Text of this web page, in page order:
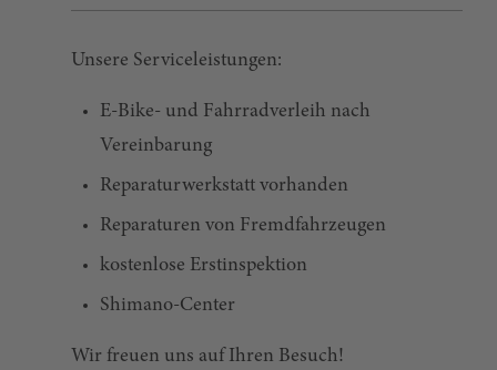
Unsere Serviceleistungen:
E-Bike- und Fahrradverleih nach
Vereinbarung
Reparaturwerkstatt vorhanden
Reparaturen von Fremdfahrzeugen
kostenlose Erstinspektion
Shimano-Center
Wir freuen uns auf Ihren Besuch!